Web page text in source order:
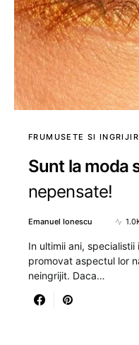
FRUMUSETE SI
Sunt la moda
nepensate!
Emanuel Ionescu
In ultimii ani,
promovat aspectul lor
neingrijit. Daca…